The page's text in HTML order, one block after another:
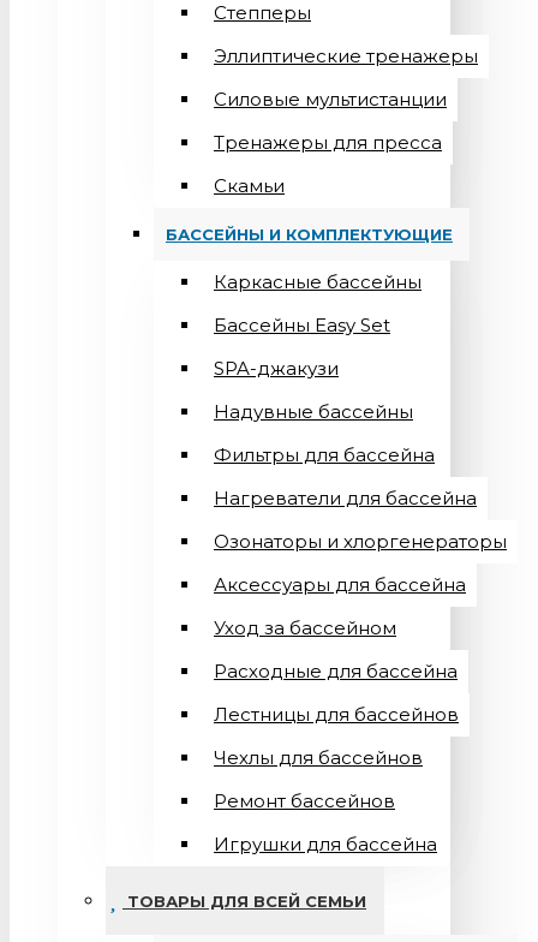
Степперы
Эллиптические тренажеры
Силовые мультистанции
Тренажеры для пресса
Скамьи
БАССЕЙНЫ И КОМПЛЕКТУЮЩИЕ
Каркасные бассейны
Бассейны Easy Set
SPA-джакузи
Надувные бассейны
Фильтры для бассейна
Нагреватели для бассейна
Озонаторы и хлоргенераторы
Аксессуары для бассейна
Уход за бассейном
Расходные для бассейна
Лестницы для бассейнов
Чехлы для бассейнов
Ремонт бассейнов
Игрушки для бассейна
ТОВАРЫ ДЛЯ ВСЕЙ СЕМЬИ